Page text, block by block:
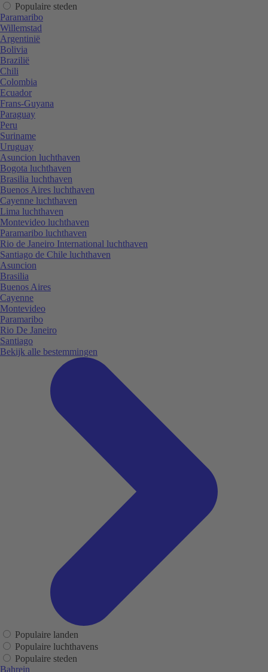
Populaire steden
Paramaribo
Willemstad
Argentinië
Bolivia
Brazilië
Chili
Colombia
Ecuador
Frans-Guyana
Paraguay
Peru
Suriname
Uruguay
Asuncion luchthaven
Bogota luchthaven
Brasilia luchthaven
Buenos Aires luchthaven
Cayenne luchthaven
Lima luchthaven
Montevideo luchthaven
Paramaribo luchthaven
Rio de Janeiro International luchthaven
Santiago de Chile luchthaven
Asuncion
Brasilia
Buenos Aires
Cayenne
Montevideo
Paramaribo
Rio De Janeiro
Santiago
Bekijk alle bestemmingen
Populaire landen
Populaire luchthavens
Populaire steden
Bahrein